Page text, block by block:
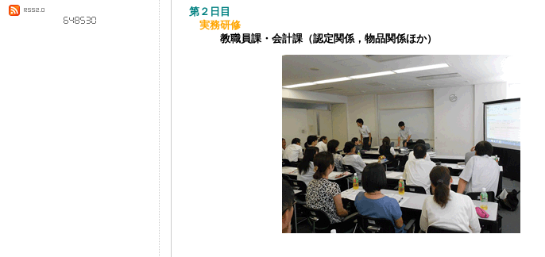
第２日目
実務研修
教職員課・会計課（認定関係，物品関係ほか）